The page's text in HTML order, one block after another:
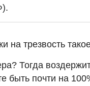
на трезвость
Тогда
быть почти на